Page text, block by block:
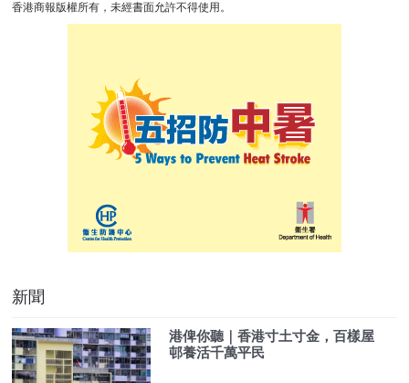
香港商報版權所有，未經書面允許不得使用。
新聞
港俾你聽｜香港寸土寸金，百樣屋
邨養活千萬平民